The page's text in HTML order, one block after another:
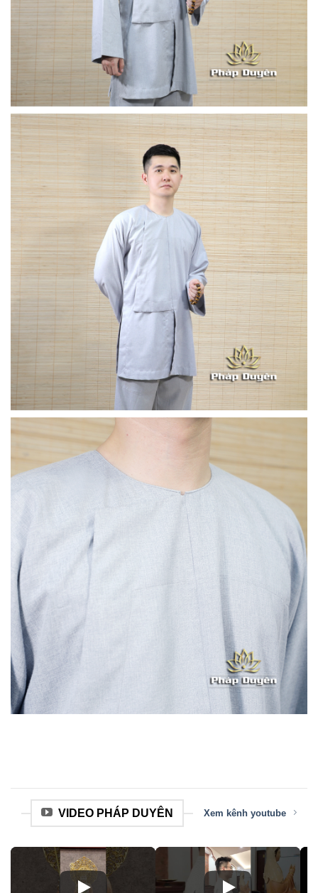
VIDEO PHÁP DUYÊN Xem kênh youtube